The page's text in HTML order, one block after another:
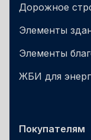
Дорожное
Элементы
Элементы
ЖБИ для
Покупателям